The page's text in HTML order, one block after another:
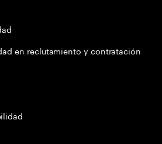
en reclutamiento y contratación